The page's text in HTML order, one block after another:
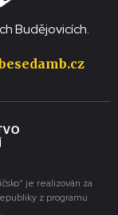
Budějovicích.
je realizován za
z programu